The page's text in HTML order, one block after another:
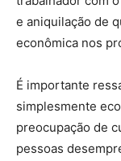
e aniquilação de
econômica nos
É importante
simplesmente
preocupação de
pessoas